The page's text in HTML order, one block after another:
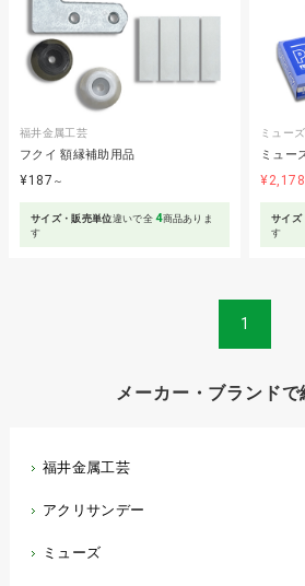
福井金属工芸
フクイ 額縁補助用品
¥187 ～
サイズ・販売単位違いで全4商品ありま
す
ミューズ
ミュー
¥2,178
サイズ
す
1
メーカー・ブランドで
福井金属工芸
アクリサンデー
ミューズ